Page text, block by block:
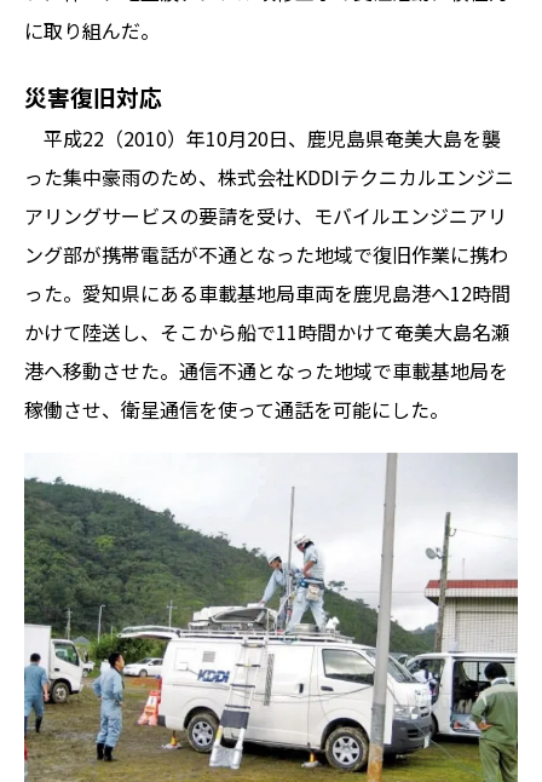
に取り組んだ。
災害復旧対応
平成22（2010）年10月20日、鹿児島県奄美大島を襲
った集中豪雨のため、株式会社KDDIテクニカルエンジニ
アリングサービスの要請を受け、モバイルエンジニアリ
ング部が携帯電話が不通となった地域で復旧作業に携わ
った。愛知県にある車載基地局車両を鹿児島港へ12時間
かけて陸送し、そこから船で11時間かけて奄美大島名瀬
港へ移動させた。通信不通となった地域で車載基地局を
稼働させ、衛星通信を使って通話を可能にした。